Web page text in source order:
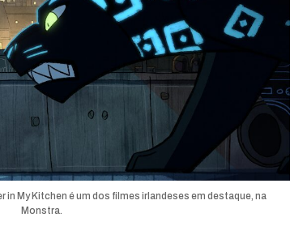
in My Kitchen é um dos filmes irlandeses em destaque, na
Monstra.